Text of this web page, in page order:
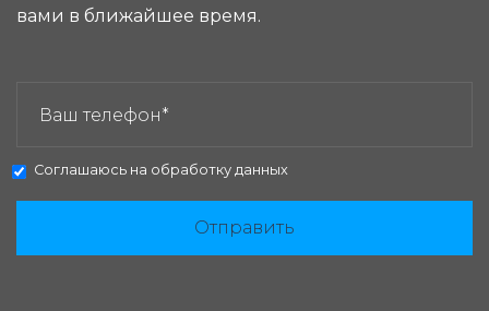
вами в ближайшее время.
Соглашаюсь на обработку данных
Отправить